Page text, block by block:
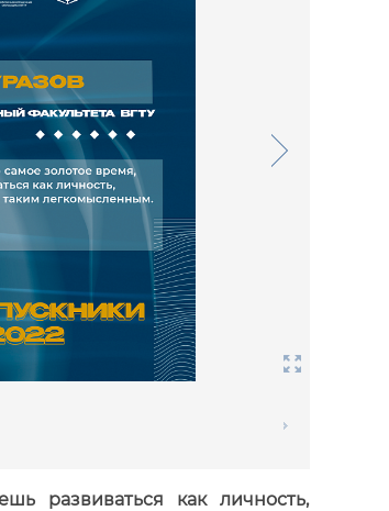
развиваться как личность,